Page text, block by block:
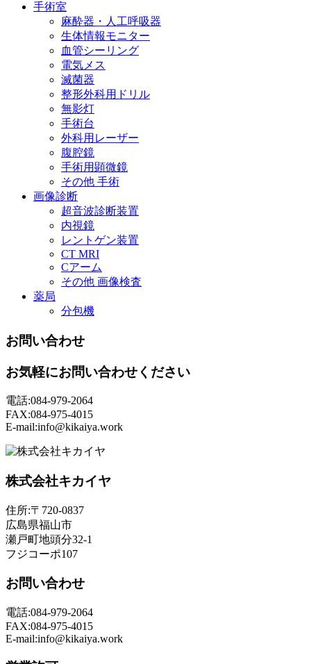
手術室
麻酔器・人工呼吸器
生体情報モニター
血管シーリング
電気メス
滅菌器
整形外科用ドリル
無影灯
手術台
外科用レーザー
腹腔鏡
手術用顕微鏡
その他 手術
画像診断
超音波診断装置
内視鏡
レントゲン装置
CT MRI
Cアーム
その他 画像検査
薬局
分包機
お問い合わせ
お気軽にお問い合わせください
電話:084-979-2064
FAX:084-975-4015
E-mail:info@kikaiya.work
株式会社キカイヤ
住所:〒720-0837
広島県福山市
瀬戸町地頭分32-1
フジコーポ107
お問い合わせ
電話:084-979-2064
FAX:084-975-4015
E-mail:info@kikaiya.work